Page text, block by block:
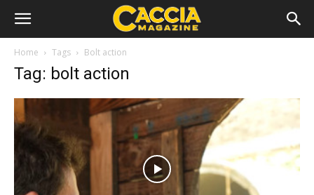
Home Tags Bolt action
Tag: bolt action